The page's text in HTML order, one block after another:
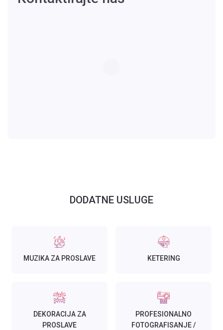
DODATNE USLUGE
MUZIKA ZA PROSLAVE KETERING
DEKORACIJA ZA
PROSLAVE
PROFESIONALNO
FOTOGRAFISANJE /